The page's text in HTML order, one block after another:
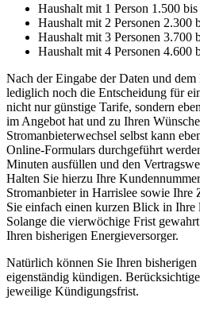
Haushalt mit 1 Person 1.500
Haushalt mit 2 Personen 2.300
Haushalt mit 3 Personen 3.700
Haushalt mit 4 Personen 4.600
Nach der Eingabe der Daten und
lediglich noch die Entscheidung für
nicht nur günstige Tarife, sondern
im Angebot hat und zu Ihren
Stromanbieterwechsel selbst kann
Online-Formulars durchgeführt
Minuten ausfüllen und den
Halten Sie hierzu Ihre
Stromanbieter in Harrislee sowie Ihre
Sie einfach einen kurzen Blick in Ihre
Solange die vierwöchige Frist
Ihren bisherigen Energieversorger.
Natürlich können Sie Ihren
eigenständig kündigen.
jeweilige Kündigungsfrist.